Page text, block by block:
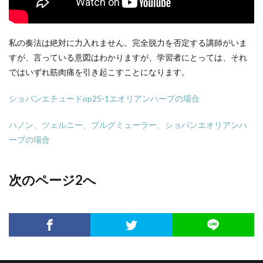
私の奏法は絶対に力入れません。完全脱力を否定する講師がいま
すが、言っている意図はわかりますが、学習者にとっては、それ
ではいずれ筋肉痛を引き起こすことになります。
ショパンエチュードop25-1エオリアンハープの場合
ハノン、ツェルニー、ブルグミューラー、ショパンエオリアンハ
ープの場合
次のページ2へ